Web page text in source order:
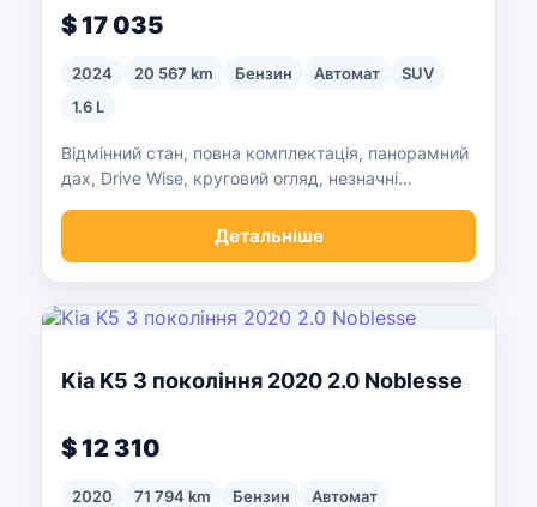
$ 17 035
2024 20 567 km Бензин Автомат
SUV
1.6 L
Відмінний стан, повна комплектація, панорамний
дах, Drive Wise, круговий огляд, незначні
Детальніше
Kia K5 3 покоління 2020 2.0 Noblesse
$ 12 310
2020 71 794 km Бензин
Автомат